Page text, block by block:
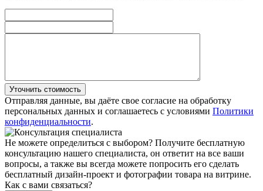
Уточнить стоимость
Отправляя данные, вы даёте свое согласие на обработку
персональных данных и соглашаетесь с условиями Политики
конфиденциальности.
Не можете определиться с выбором? Получите бесплатную
консультацию нашего специалиста, он ответит на все ваши
вопросы, а также вы всегда можете попросить его сделать
бесплатный дизайн-проект и фотографии товара на витрине.
Как с вами связаться?